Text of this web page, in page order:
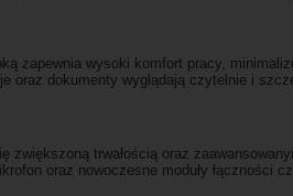
zapewnia wysoki komfort pracy,
oraz dokumenty wyglądają czytelnie i
zwiększoną trwałością oraz
oraz nowoczesne moduły łączności